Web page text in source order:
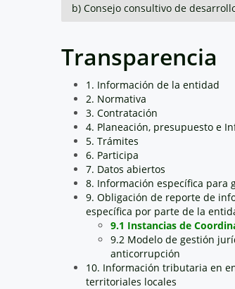
b) Consejo consultivo de
Transparencia
1. Información de la entidad
2. Normativa
3. Contratación
4. Planeación, presupuesto e
5. Trámites
6. Participa
7. Datos abiertos
8. Información específica para
9. Obligación de reporte de
específica por parte de la
9.1 Instancias de
9.2 Modelo de gestión
anticorrupción
10. Información tributaria en
territoriales locales